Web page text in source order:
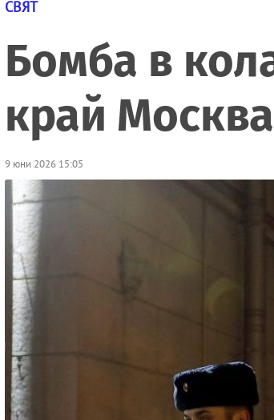
СВЯТ
Бомба в
край Москва
9 юни 2026 15:05